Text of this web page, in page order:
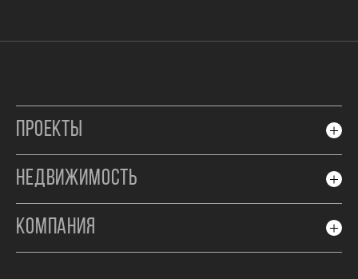
ПРОЕКТЫ
НЕДВИЖИМОСТЬ
КОМПАНИЯ